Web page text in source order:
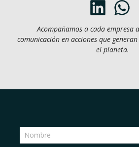
Acompañamos a cada empresa
comunicación en acciones que
el planeta.